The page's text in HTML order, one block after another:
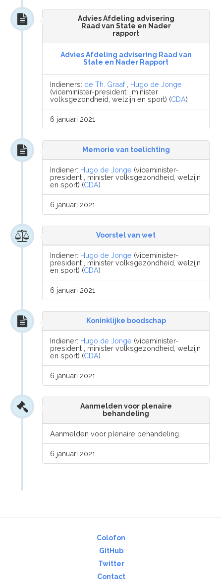
Advies Afdeling advisering
Raad van State en Nader
rapport
Advies Afdeling advisering Raad van
State en Nader Rapport
Indieners: de Th. Graaf, Hugo de Jonge
(viceminister-president , minister
volksgezondheid, welzijn en sport) (CDA)
6 januari 2021
Memorie van toelichting
Indiener: Hugo de Jonge (viceminister-
president , minister volksgezondheid, welzijn
en sport) (CDA)
6 januari 2021
Voorstel van wet
Indiener: Hugo de Jonge (viceminister-
president , minister volksgezondheid, welzijn
en sport) (CDA)
6 januari 2021
Koninklijke boodschap
Indiener: Hugo de Jonge (viceminister-
president , minister volksgezondheid, welzijn
en sport) (CDA)
6 januari 2021
Aanmelden voor plenaire
behandeling
Aanmelden voor plenaire behandeling.
6 januari 2021
Colofon
GitHub
Twitter
Contact